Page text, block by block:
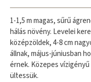
1-1,5 m magas, sűrű
hálás növény. Levelei
középzöldek, 4-8 cm
állnak, május-júniusban
érnek. Közepes
ültessük.